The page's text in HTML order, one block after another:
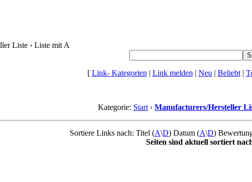
Liste › Liste mit A
[ Link- Kategorien | Link melden | Neu | Beliebt|
Kategorie: Start › Manufacturers/Hersteller
Sortiere Links nach: Titel (A\D) Datum (A\D)
Seiten sind aktuell sortiert